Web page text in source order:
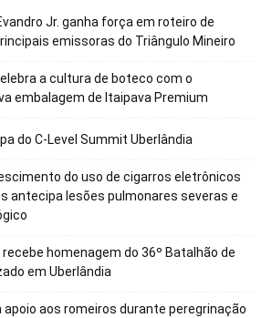
Jr. ganha força em roteiro de
emissoras do Triângulo Mineiro
a cultura de boteco com o
embalagem de Itaipava Premium
do C-Level Summit Uberlândia
do uso de cigarros eletrônicos
antecipa lesões pulmonares severas e
homenagem do 36º Batalhão de
em Uberlândia
apoio aos romeiros durante peregrinação